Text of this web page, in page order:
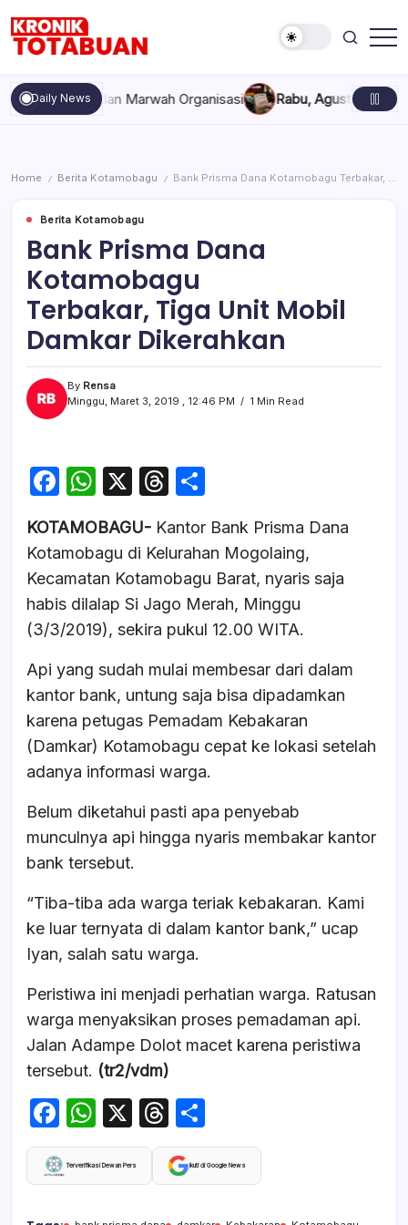
content
Totabuan
hari
ini
Kronik
Daily Newsdan Marwah Organisasi Rabu, Agustus 5, 2026 ,
Home / Berita Kotamobagu / Bank Prisma Dana Kotamobagu Terbakar, Tiga Unit Mobil Damkar Dikerahkan
Berita Kotamobagu
Bank Prisma Dana
Kotamobagu
Terbakar, Tiga Unit Mobil
Damkar Dikerahkan
By Rensa
Minggu, Maret 3, 2019 , 12:46 PM
1 Min Read
F
c
e
b
o
k
W
at
s
A
p
X
T
e
a
d
s
ar
e
KOTAMOBAGU- Kantor Bank Prisma Dana
Kotamobagu di Kelurahan Mogolaing,
Kecamatan Kotamobagu Barat, nyaris saja
habis dilalap Si Jago Merah, Minggu
(3/3/2019), sekira pukul 12.00 WITA.
Api yang sudah mulai membesar dari dalam
kantor bank, untung saja bisa dipadamkan
karena petugas Pemadam Kebakaran
(Damkar) Kotamobagu cepat ke lokasi setelah
adanya informasi warga.
Belum diketahui pasti apa penyebab
munculnya api hingga nyaris membakar kantor
bank tersebut.
“Tiba-tiba ada warga teriak kebakaran. Kami
ke luar ternyata di dalam kantor bank,” ucap
Iyan, salah satu warga.
Peristiwa ini menjadi perhatian warga. Ratusan
warga menyaksikan proses pemadaman api.
Jalan Adampe Dolot macet karena peristiwa
tersebut. (tr2/vdm)
F
a
c
W
h
at
X
T
hr
e
h
ar
Terverifikasi Dewan Pers Ikuti di Google News